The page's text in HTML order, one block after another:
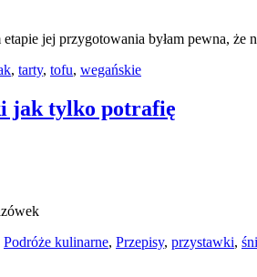
jej przygotowania byłam pewna,
, tarty, tofu, wegańskie
jak tylko potrafię
Podróże kulinarne, Przepisy, przystawki,